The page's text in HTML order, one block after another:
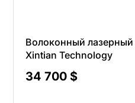
Волоконный лазерный
Xintian Technology
34 700 $